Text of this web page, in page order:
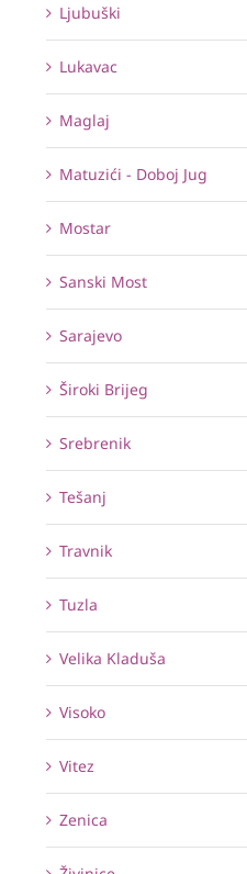
Ljubuški
Lukavac
Maglaj
Matuzići - Doboj Jug
Mostar
Sanski Most
Sarajevo
Široki Brijeg
Srebrenik
Tešanj
Travnik
Tuzla
Velika Kladuša
Visoko
Vitez
Zenica